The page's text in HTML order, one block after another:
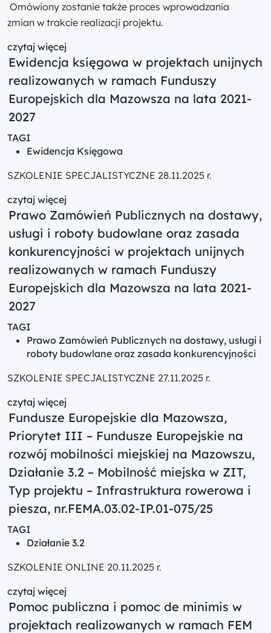
Omówiony zostanie także proces wprowadzania
zmian w trakcie realizacji projektu.
czytaj więcej
Ewidencja księgowa w projektach unijnych
realizowanych w ramach Funduszy
Europejskich dla Mazowsza na lata 2021-
2027
TAGI
Ewidencja Księgowa
SZKOLENIE SPECJALISTYCZNE 28.11.2025 r.
czytaj więcej
Prawo Zamówień Publicznych na dostawy,
usługi i roboty budowlane oraz zasada
konkurencyjności w projektach unijnych
realizowanych w ramach Funduszy
Europejskich dla Mazowsza na lata 2021-
2027
TAGI
Prawo Zamówień Publicznych na dostawy, usługi i
roboty budowlane oraz zasada konkurencyjności
SZKOLENIE SPECJALISTYCZNE 27.11.2025 r.
czytaj więcej
Fundusze Europejskie dla Mazowsza,
Priorytet III – Fundusze Europejskie na
rozwój mobilności miejskiej na Mazowszu,
Działanie 3.2 – Mobilność miejska w ZIT,
Typ projektu – Infrastruktura rowerowa i
piesza, nr.FEMA.03.02-IP.01-075/25
TAGI
Działanie 3.2
SZKOLENIE ONLINE 20.11.2025 r.
czytaj więcej
Pomoc publiczna i pomoc de minimis w
projektach realizowanych w ramach FEM